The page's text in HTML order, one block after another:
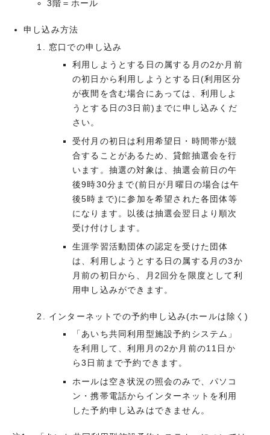
3階＝ホール
申し込み方法
窓口での申し込み
利用しようとする日の属する月の2か月前
の初日から利用しようとする日(利用区分
が夜間を含む場合にあっては、利用しよ
うとする日の3日前)までに申し込みくだ
さい。
受付月の初日は利用希望日・時間帯が競
合することがあるため、貸館抽選会を行
います。抽選の対象は、抽選会前日の午
後9時30分まで(前日が月曜日の場合は午
後5時まで)に参加を希望された各団体等
になります。以後は抽選会翌日より順次
受け付けします。
生涯学習活動団体の認定を受けた団体
は、利用しようとする日の属する月の3か
月前の初日から、月2回分を限度として利
用申し込みができます。
インターネットでの予約申し込み(ホールは除く)
「あいち共同利用型施設予約システム」
を利用して、利用月の2か月前の11日か
ら3日前まで予約できます。
ホールは空き状況の照会のみで、パソコ
ン・携帯電話からインターネットを利用
した予約申し込みはできません。